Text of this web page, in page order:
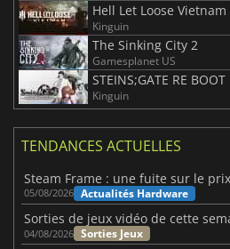
Hell Let Loose Vietnam
Kinguin
The Sinking City 2
Gamesplanet US
STEINS;GATE RE BOOT
Kinguin
TENDANCES ACTUELLES
05/08/2026 Actualités Hardware
04/08/2026 Sorties Jeux